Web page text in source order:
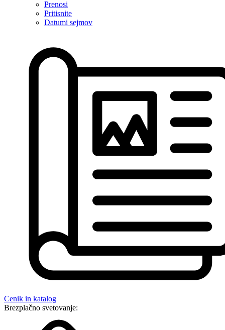
Prenosi
Pritisnite
Datumi sejmov
Cenik in katalog
Brezplačno svetovanje: